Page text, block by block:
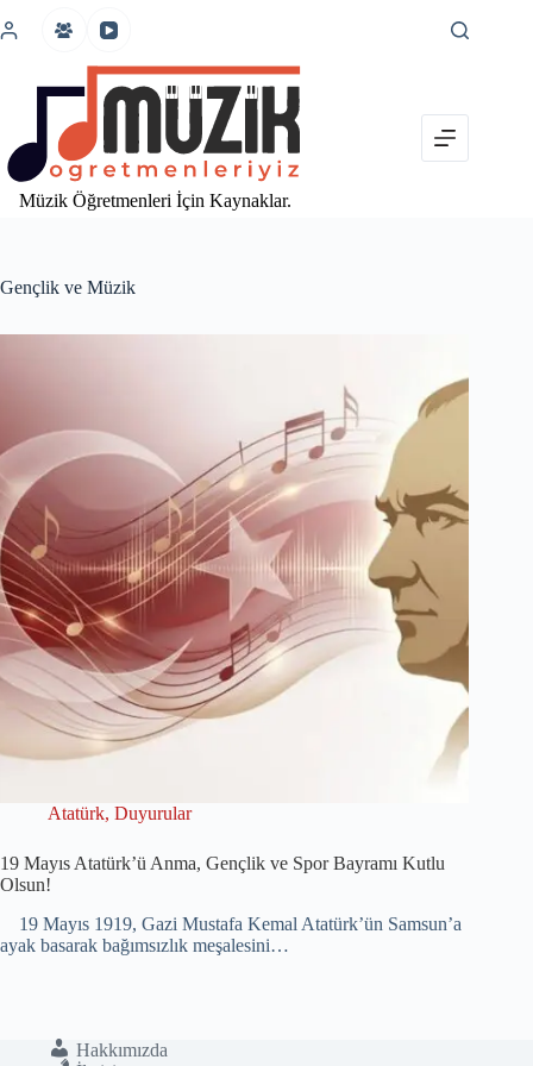
atla
Müzik Öğretmenleri İçin Kaynaklar.
Gençlik ve Müzik
Atatürk, Duyurular
19 Mayıs Atatürk’ü Anma, Gençlik ve Spor Bayramı Kutlu
Olsun!
19 Mayıs 1919, Gazi Mustafa Kemal Atatürk’ün Samsun’a
ayak basarak bağımsızlık meşalesini…
Hakkımızda